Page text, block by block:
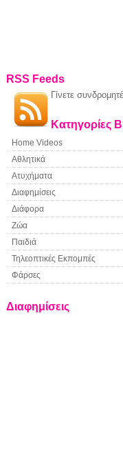
RSS Feeds
Γίνετε
Κατηγορίες
Home Videos
Αθλητικά
Ατυχήματα
Διαφημίσεις
Διάφορα
Ζώα
Παιδιά
Τηλεοπτικές Εκπομπές
Φάρσες
Διαφημίσεις